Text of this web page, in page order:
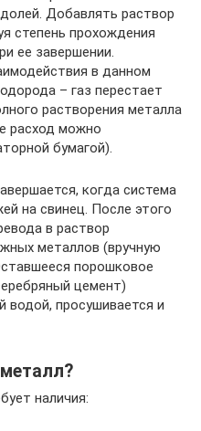
Добавлять раствор
степень прохождения
ее завершении.
в данном
– газ перестает
растворения металла
расход можно
бумагой).
когда система
на свинец. После этого
в раствор
металлов (вручную
порошковое
цемент)
водой, просушивается и
наличия: